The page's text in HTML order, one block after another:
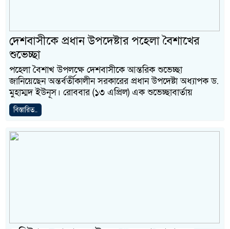
দেশবাসীকে প্রধান উপদেষ্টার পহেলা বৈশাখের
শুভেচ্ছা
পহেলা বৈশাখ উপলক্ষে দেশবাসীকে আন্তরিক শুভেচ্ছা
জানিয়েছেন অন্তর্বর্তীকালীন সরকারের প্রধান উপদেষ্টা অধ্যাপক ড.
মুহাম্মদ ইউনূস। রোববার (১৩ এপ্রিল) এক শুভেচ্ছাবার্তায়
বিস্তারিত..